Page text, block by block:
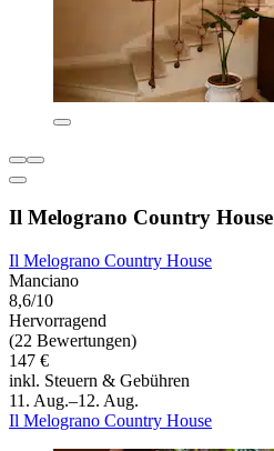
Il Melograno Country House
Il Melograno Country House
Manciano
8,6/10
Hervorragend
(22 Bewertungen)
147 €
inkl. Steuern & Gebühren
11. Aug.–12. Aug.
Il Melograno Country House